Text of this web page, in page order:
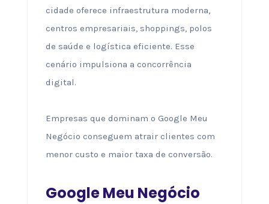
cidade oferece infraestrutura moderna,
centros empresariais, shoppings, polos
de saúde e logística eficiente. Esse
cenário impulsiona a concorrência
digital.
Empresas que dominam o Google Meu
Negócio conseguem atrair clientes com
menor custo e maior taxa de conversão.
Google Meu Negócio